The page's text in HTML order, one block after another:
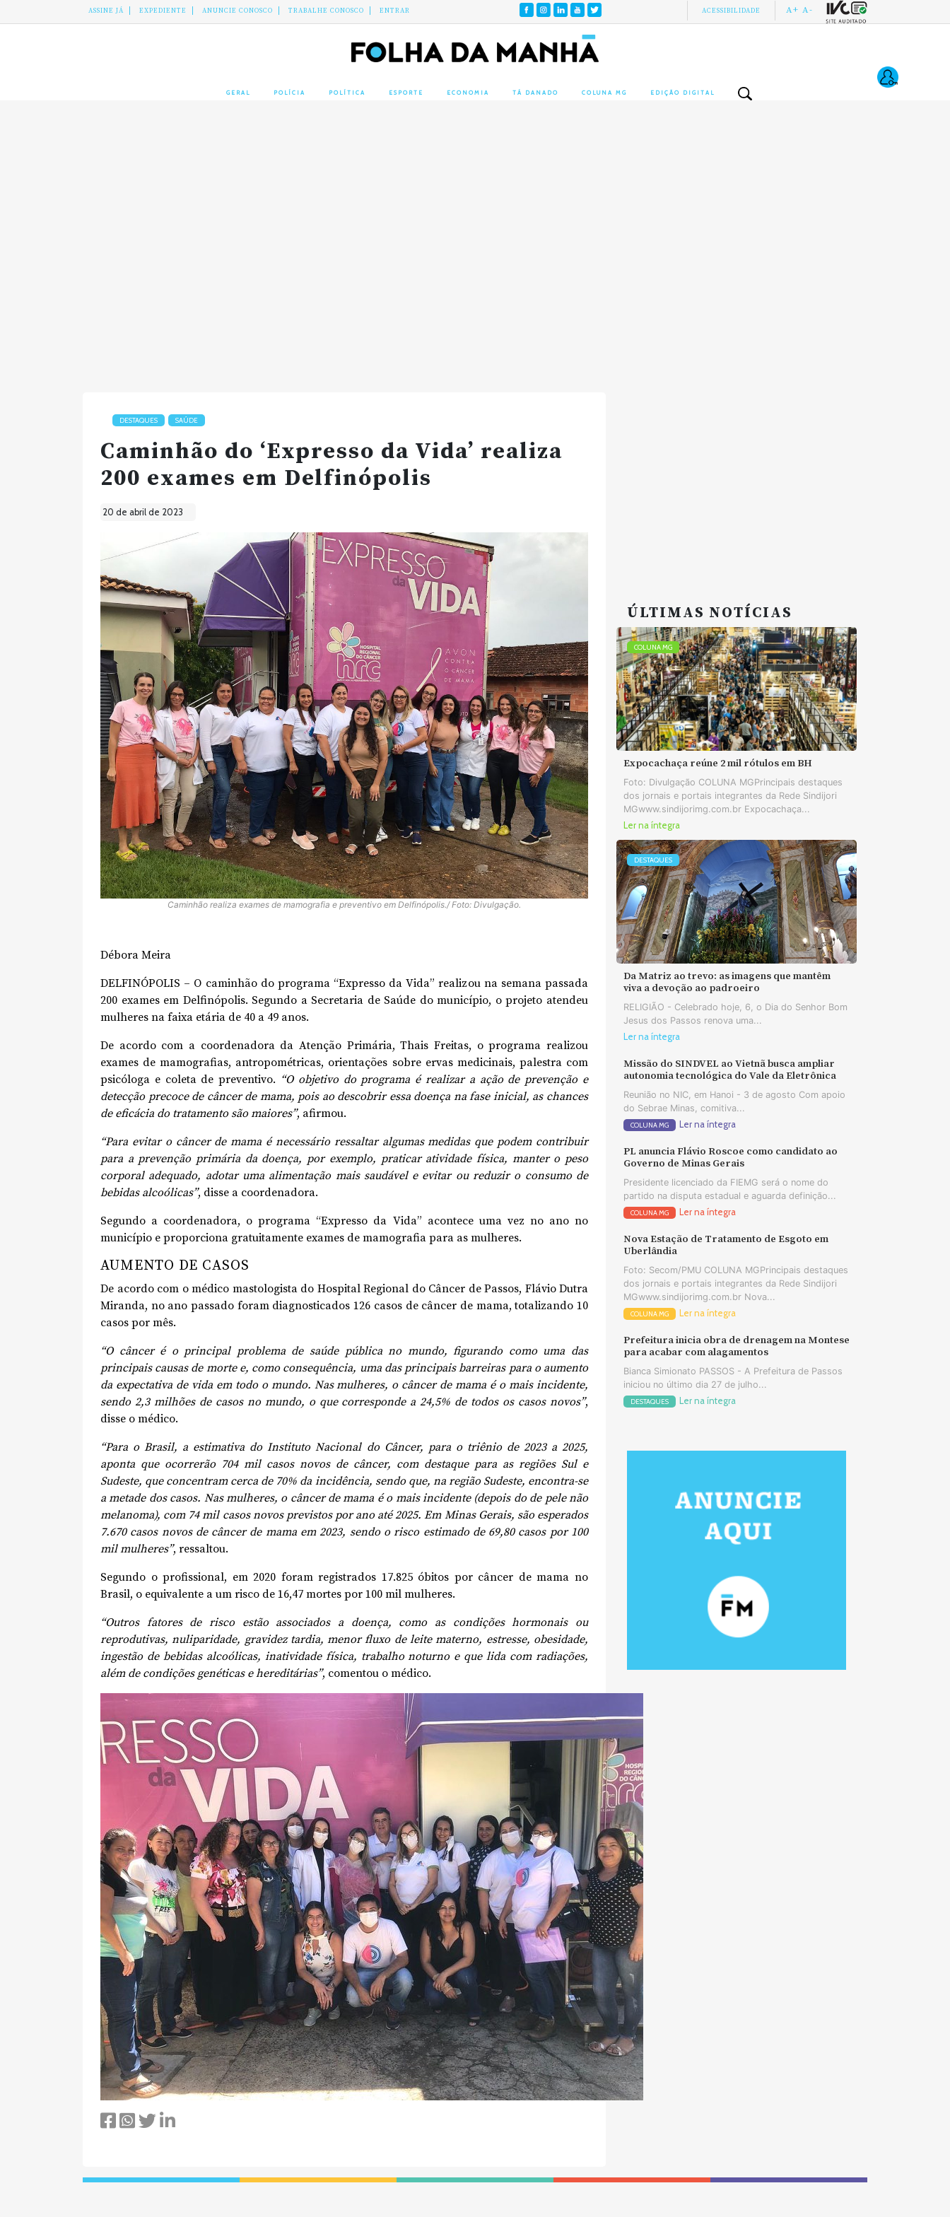
ASSINE JÁ EXPEDIENTE ANUNCIE CONOSCO TRABALHE CONOSCO ENTRAR ACESSIBILIDADE A+ A-
GERAL POLÍCIA POLÍTICA ESPORTE ECONOMIA TÁ DANADO COLUNA MG EDIÇÃO DIGITAL
DESTAQUES SAÚDE
Caminhão do ‘Expresso da Vida’ realiza
200 exames em Delfinópolis
20 de abril de 2023
Caminhão realiza exames de mamografia e preventivo em Delfinópolis./ Foto: Divulgação.
Débora Meira
DELFINÓPOLIS – O caminhão do programa “Expresso da Vida” realizou na semana passada
200 exames em Delfinópolis. Segundo a Secretaria de Saúde do município, o projeto atendeu
mulheres na faixa etária de 40 a 49 anos.
De acordo com a coordenadora da Atenção Primária, Thais Freitas, o programa realizou
exames de mamografias, antropométricas, orientações sobre ervas medicinais, palestra com
psicóloga e coleta de preventivo. “O objetivo do programa é realizar a ação de prevenção e
detecção precoce de câncer de mama, pois ao descobrir essa doença na fase inicial, as chances
de eficácia do tratamento são maiores”, afirmou.
“Para evitar o câncer de mama é necessário ressaltar algumas medidas que podem contribuir
para a prevenção primária da doença, por exemplo, praticar atividade física, manter o peso
corporal adequado, adotar uma alimentação mais saudável e evitar ou reduzir o consumo de
bebidas alcoólicas”, disse a coordenadora.
Segundo a coordenadora, o programa “Expresso da Vida” acontece uma vez no ano no
município e proporciona gratuitamente exames de mamografia para as mulheres.
AUMENTO DE CASOS
De acordo com o médico mastologista do Hospital Regional do Câncer de Passos, Flávio Dutra
Miranda, no ano passado foram diagnosticados 126 casos de câncer de mama, totalizando 10
casos por mês.
“O câncer é o principal problema de saúde pública no mundo, figurando como uma das
principais causas de morte e, como consequência, uma das principais barreiras para o aumento
da expectativa de vida em todo o mundo. Nas mulheres, o câncer de mama é o mais incidente,
sendo 2,3 milhões de casos no mundo, o que corresponde a 24,5% de todos os casos novos”,
disse o médico.
“Para o Brasil, a estimativa do Instituto Nacional do Câncer, para o triênio de 2023 a 2025,
aponta que ocorrerão 704 mil casos novos de câncer, com destaque para as regiões Sul e
Sudeste, que concentram cerca de 70% da incidência, sendo que, na região Sudeste, encontra-se
a metade dos casos. Nas mulheres, o câncer de mama é o mais incidente (depois do de pele não
melanoma), com 74 mil casos novos previstos por ano até 2025. Em Minas Gerais, são esperados
7.670 casos novos de câncer de mama em 2023, sendo o risco estimado de 69,80 casos por 100
mil mulheres”, ressaltou.
Segundo o profissional, em 2020 foram registrados 17.825 óbitos por câncer de mama no
Brasil, o equivalente a um risco de 16,47 mortes por 100 mil mulheres.
“Outros fatores de risco estão associados a doença, como as condições hormonais ou
reprodutivas, nuliparidade, gravidez tardia, menor fluxo de leite materno, estresse, obesidade,
ingestão de bebidas alcoólicas, inatividade física, trabalho noturno e que lida com radiações,
além de condições genéticas e hereditárias”, comentou o médico.
ÚLTIMAS NOTÍCIAS
COLUNA MG
Expocachaça reúne 2 mil rótulos em BH
Foto: Divulgação COLUNA MGPrincipais destaques
dos jornais e portais integrantes da Rede Sindijori
MGwww.sindijorimg.com.br Expocachaça...
Ler na íntegra
DESTAQUES
Da Matriz ao trevo: as imagens que mantêm
viva a devoção ao padroeiro
RELIGIÃO - Celebrado hoje, 6, o Dia do Senhor Bom
Jesus dos Passos renova uma...
Ler na íntegra
Missão do SINDVEL ao Vietnã busca ampliar
autonomia tecnológica do Vale da Eletrônica
Reunião no NIC, em Hanoi - 3 de agosto Com apoio
do Sebrae Minas, comitiva...
COLUNA MG Ler na íntegra
PL anuncia Flávio Roscoe como candidato ao
Governo de Minas Gerais
Presidente licenciado da FIEMG será o nome do
partido na disputa estadual e aguarda definição...
COLUNA MG Ler na íntegra
Nova Estação de Tratamento de Esgoto em
Uberlândia
Foto: Secom/PMU COLUNA MGPrincipais destaques
dos jornais e portais integrantes da Rede Sindijori
MGwww.sindijorimg.com.br Nova...
COLUNA MG Ler na íntegra
Prefeitura inicia obra de drenagem na Montese
para acabar com alagamentos
Bianca Simionato PASSOS - A Prefeitura de Passos
iniciou no último dia 27 de julho...
DESTAQUES Ler na íntegra